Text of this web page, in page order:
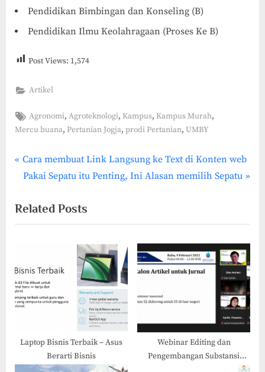
Pendidikan Bimbingan dan Konseling (B)
Pendidikan Ilmu Keolahragaan (Proses Ke B)
Post Views: 1,574
Artikel
Tags:
Agronomi,Agroteknologi,Kampus,Kampus Murah,
Mercu buana, Pertanian Jogja, prodi Pertanian, UMBY
Post
P
r
v
i
s
P
o
t
Cara membuat Link Langsung ke Text di Konten web
N
x
t
s
t
:
Pakai Sepatu itu Penting, Ini Alasan memilih Sepatu
Related Posts
Laptop Bisnis Terbaik – Asus
Berarti Bisnis
Webinar Editing dan
Pengembangan Substansi